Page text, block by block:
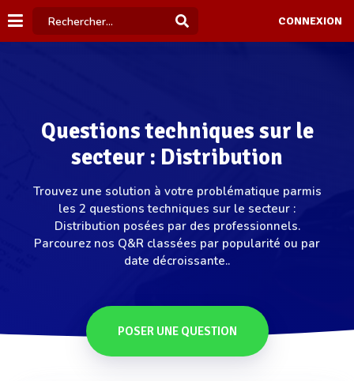
CONNEXION
Questions techniques sur le
secteur : Distribution
Trouvez une solution à votre problématique parmis
les 2 questions techniques sur le secteur :
Distribution posées par des professionnels.
Parcourez nos Q&R classées par popularité ou par
date décroissante..
POSER UNE QUESTION